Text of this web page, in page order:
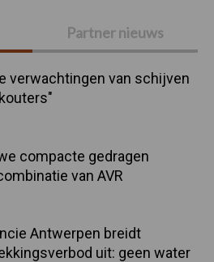
Partner nieuws
verwachtingen van schijven
compacte gedragen
van AVR
Antwerpen breidt
uit: geen water